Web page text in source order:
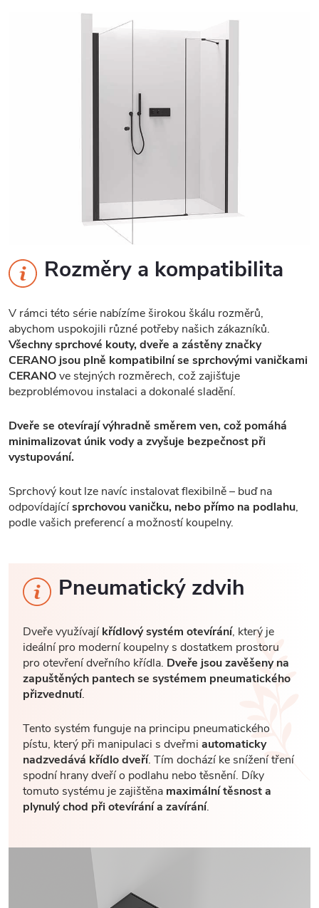
Rozměry a kompatibilita
V rámci této série nabízíme širokou škálu rozměrů,
abychom uspokojili různé potřeby našich zákazníků.
Všechny sprchové kouty, dveře a zástěny značky
CERANO jsou plně kompatibilní se sprchovými vaničkami
CERANOve stejných rozměrech, což zajišťuje
bezproblémovou instalaci a dokonalé sladění.
Dveře se otevírají výhradně směrem ven, což pomáhá
minimalizovat únik vody a zvyšuje bezpečnost při
vystupování.
Sprchový kout lze navíc instalovat flexibilně – buď na
odpovídajícísprchovou vaničku, nebo přímo na podlahu,
podle vašich preferencí a možností koupelny.
Pneumatický zdvih
Dveře využívajíkřídlový systém otevírání, který je
ideální pro moderní koupelny s dostatkem prostoru
pro otevření dveřního křídla. Dveře jsou zavěšeny na
zapuštěných pantech se systémem pneumatického
přizvednutí.
Tento systém funguje na principu pneumatického
pístu, který při manipulaci s dveřmi automaticky
nadzvedává křídlo dveří. Tím dochází ke snížení tření
spodní hrany dveří o podlahu nebo těsnění. Díky
tomuto systému je zajištěna maximální těsnost a
plynulý chod při otevírání a zavírání.